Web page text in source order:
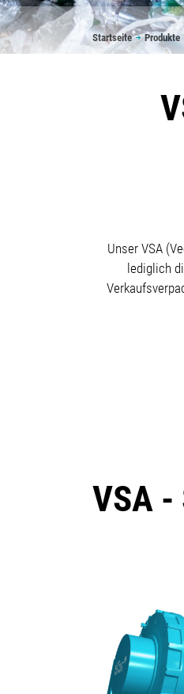
Startseite Produkte
Unser VSA
lediglich
VSA